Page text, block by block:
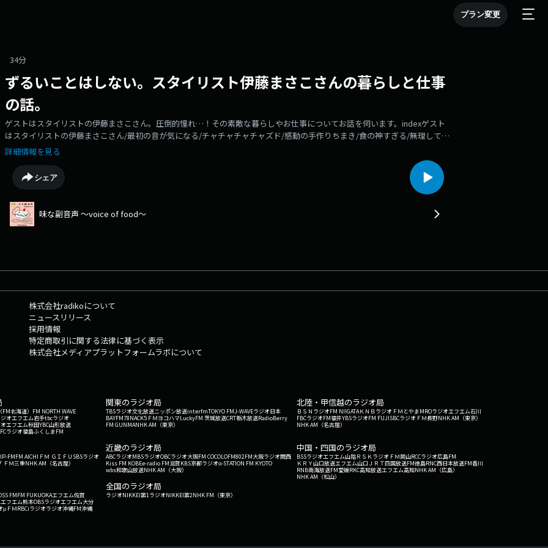
プラン変更
34分
ずるいことはしない。スタイリスト伊藤まさこさんの暮らしと仕事
の話。
ゲストはスタイリストの伊藤まさこさん。圧倒的憧れ…！その素敵な暮らしやお仕事についてお話を伺います。indexゲスト
はスタイリストの伊藤まさこさん/最初の音が気になる/チャチャチャチャズド/感動の手作りちまき/食の神すぎる/無理して食
べてないかな/かっこいい女グランプリ/気持ちの良い暮らしと仕事について/いきなり人が来ても大丈夫/生きることを向上さ
せていきたい/する、しない。の衝撃/お家がまじホテル/目に入るものが可愛く整ってる/常に写真に撮れるように/冷蔵庫に何
もない/物が溜まると心が沈む/平野家記念館/頭の中の理想を現実にする力/暮らしのスイッチはどこへ/まあいいやだったら持
たない方がいい/電子レンジの違和感/もうひとつのお家づくり/敷居は跨がせない/仕事におけるする、しない/ずるいことしな
い/ストッパーまさこが見ている/関わる人が喜ぶ仕事がしたい/敷居を綺麗にしておく/すべてに責任を持つために選ぶ/感情と
の向き合い方/僕”たち”と言ってみたい/人と仕事する喜び/思いがけないところに運動体/幸せだなと思うときguest伊藤まさこ
Instagram / weeksdays味マートセレクト【hakuraku】『地鶏丹波黒どりまん10個』AJI MARTメンバーシップ「TA Team
支店公式ショップ。店主 平野紗季子が毎週ポッドキャスト内で紹介する美味しいモノ・楽しいモノを販売中！
の好きな食べ物の話、お便りはこちらから。https://survey.sonicbowl.cloud/form/efd63cc3-c14a-41a5-9c64-
74b8f7c30574/
詳細情報を見る
シェア
味な副音声 ～voice of food～
株式会社radikoについて
ニュースリリース
採用情報
特定商取引に関する法律に基づく表示
株式会社メディアプラットフォームラボについて
北海道） FM NORTH WAVE
オエフエム岩手tbcラジオ
エフエム秋田YBC山形放送
ラジオ福島ふくしまFM
関東のラジオ局
TBSラジオ文化放送ニッポン放送interfmTOKYO FMJ-WAVEラジオ日本
BAYFM78NACK5 ＦＭヨコハマLuckyFM 茨城放送CRT栃木放送RadioBerry
FM GUNMANHK AM（東京）
北陸・甲信越のラジオ局
ＢＳＮラジオFM NIIGATAＫＮＢラジオ ＦＭとやまMROラジオエフエム石川
FBCラジオFM福井YBSラジオFM FUJISBCラジオ ＦＭ長野NHK AM（東京）
NHK AM（名古屋）
FMFM AICHI ＦＭ ＧＩＦＵ SBSラジオ
ＦＭ三重NHK AM（名古屋）
近畿のラジオ局
ABCラジオMBSラジオOBCラジオ大阪FM COCOLOFM802FM大阪ラジオ関西
Kiss FM KOBEe-radio FM滋賀KBS京都ラジオα-STATION FM KYOTO
wbs和歌山放送NHK AM（大阪）
中国・四国のラジオ局
BSSラジオエフエム山陰ＲＳＫラジオ ＦＭ岡山RCCラジオ広島FM
ＫＲＹ山口放送エフエム山口 ＪＲＴ四国放送FM徳島RNC西日本放送FM香川
RNB南海放送FM愛媛RKC高知放送エフエム高知NHK AM（広島）
NHK AM（松山）
FMFM FUKUOKAエフエム佐賀
フエム熊本OBSラジオエフエム大分
μＦＭRBCiラジオラジオ沖縄FM沖縄
全国のラジオ局
ラジオNIKKEI第1ラジオNIKKEI第2NHK FM（東京）